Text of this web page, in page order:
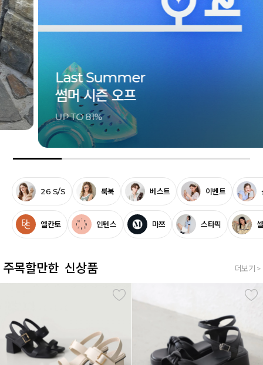
Last Summer
썸머 시즌 오프
UP TO 81%
26 S/S 룩북 베스트 이벤트
엘칸토 인텐스 마쯔 스타픽
주목할만한 신상품 더보기 >